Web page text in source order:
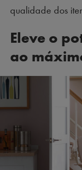
qualidade dos
Eleve o
ao